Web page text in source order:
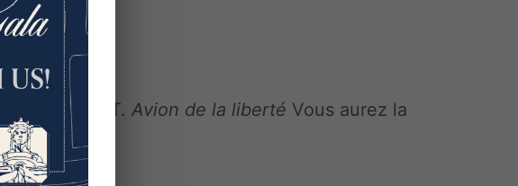
GRATUIT. Avion de la liberté Vous aurez la
là.